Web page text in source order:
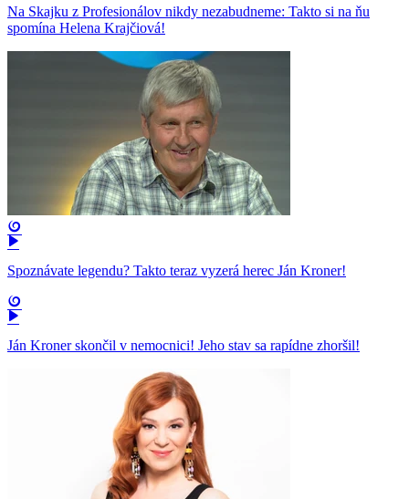
Na Skajku z Profesionálov nikdy nezabudneme: Takto si na ňu
spomína Helena Krajčiová!
Spoznávate legendu? Takto teraz vyzerá herec Ján Kroner!
Ján Kroner skončil v nemocnici! Jeho stav sa rapídne zhoršil!